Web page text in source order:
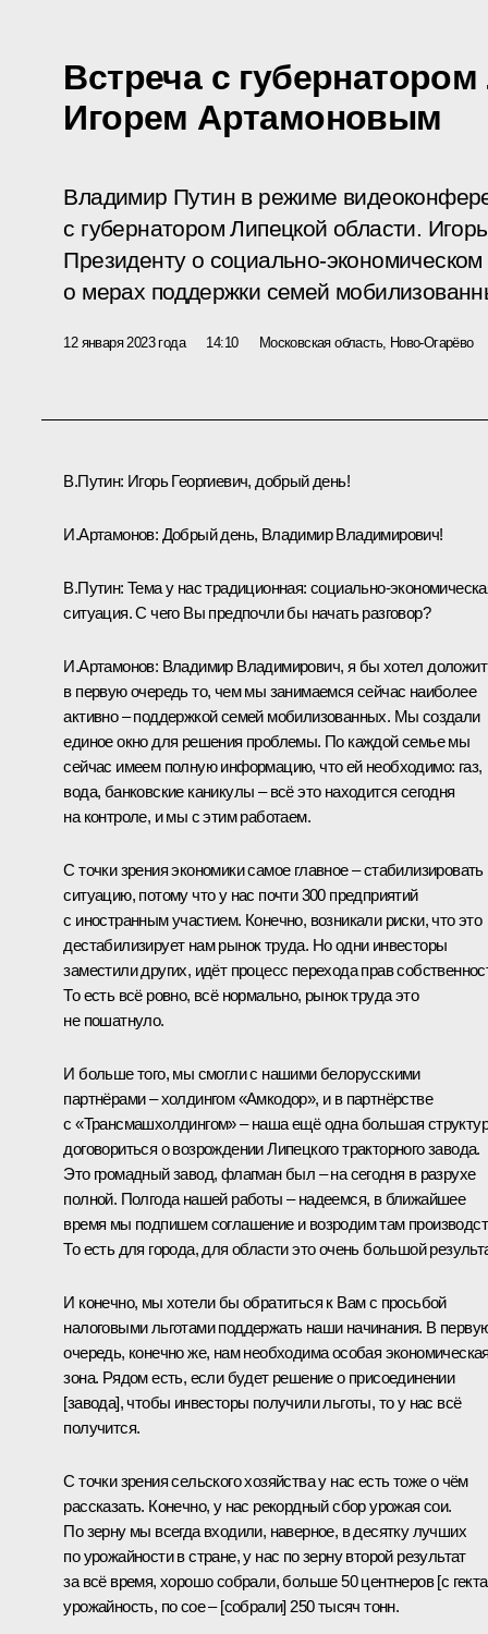
Встреча с
Игорем Артамоновым
Владимир Путин в режиме
с губернатором Липецкой области.
Президенту о социально-
о мерах поддержки семей
12 января 2023 года 14:10 Московская область, Ново-Огарёво
В.Путин: Игорь Георгиевич, добрый день!
И.Артамонов: Добрый день, Владимир Владимирович!
В.Путин: Тема у нас традиционная: социально-
ситуация. С чего Вы предпочли бы начать разговор?
И.Артамонов: Владимир Владимирович, я бы хотел
в первую очередь то, чем мы занимаемся сейчас наиболее
активно – поддержкой семей мобилизованных. Мы создали
единое окно для решения проблемы. По каждой семье мы
сейчас имеем полную информацию, что ей необходимо: газ,
вода, банковские каникулы – всё это находится сегодня
на контроле, и мы с этим работаем.
С точки зрения экономики самое главное – стабилизировать
ситуацию, потому что у нас почти 300 предприятий
с иностранным участием. Конечно, возникали риски, что это
дестабилизирует нам рынок труда. Но одни инвесторы
заместили других, идёт процесс перехода прав
То есть всё ровно, всё нормально, рынок труда это
не пошатнуло.
И больше того, мы смогли с нашими белорусскими
партнёрами – холдингом «Амкодор», и в партнёрстве
с «Трансмашхолдингом» – наша ещё одна большая
договориться о возрождении Липецкого тракторного завода.
Это громадный завод, флагман был – на сегодня в разрухе
полной. Полгода нашей работы – надеемся, в ближайшее
время мы подпишем соглашение и возродим там
То есть для города, для области это очень большой
И конечно, мы хотели бы обратиться к Вам с просьбой
налоговыми льготами поддержать наши начинания. В
очередь, конечно же, нам необходима особая
зона. Рядом есть, если будет решение о присоединении
[завода], чтобы инвесторы получили льготы, то у нас всё
получится.
С точки зрения сельского хозяйства у нас есть тоже о чём
рассказать. Конечно, у нас рекордный сбор урожая сои.
По зерну мы всегда входили, наверное, в десятку лучших
по урожайности в стране, у нас по зерну второй результат
за всё время, хорошо собрали, больше 50 центнеров [с
урожайность, по сое – [собрали] 250 тысяч тонн.